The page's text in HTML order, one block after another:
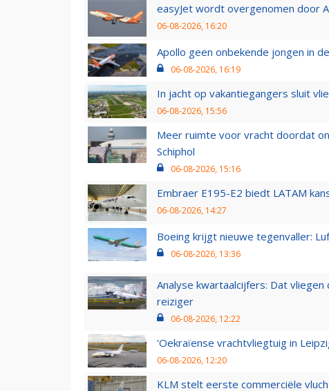
easyJet wordt overgenomen door
06-08-2026, 16:20
Apollo geen onbekende jongen in
06-08-2026, 16:19
In jacht op vakantiegangers sluit
06-08-2026, 15:56
Meer ruimte voor vracht doordat
Schiphol
06-08-2026, 15:16
Embraer E195-E2 biedt LATAM
06-08-2026, 14:27
Boeing krijgt nieuwe tegenvaller:
06-08-2026, 13:36
Analyse kwartaalcijfers: Dat
reiziger
06-08-2026, 12:22
'Oekraïense vrachtvliegtuig in
06-08-2026, 12:20
KLM stelt eerste commerciële